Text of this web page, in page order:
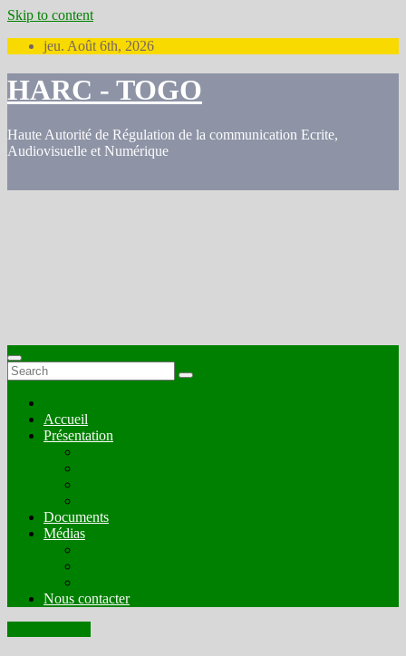
Skip to content
jeu. Août 6th, 2026
HARC - TOGO
Haute Autorité de Régulation de la communication Ecrite,
Audiovisuelle et Numérique
Accueil
Présentation
Documents
Médias
Nous contacter